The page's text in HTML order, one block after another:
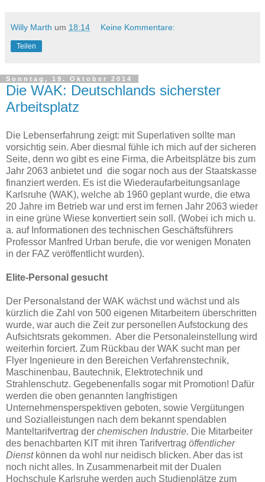
Willy Marth um 18:14 Keine Kommentare:
Teilen
Sonntag, 19. Oktober 2014
Die WAK: Deutschlands sicherster
Arbeitsplatz
Die Lebenserfahrung zeigt: mit Superlativen sollte man
vorsichtig sein. Aber diesmal fühle ich mich auf der sicheren
Seite, denn wo gibt es eine Firma, die Arbeitsplätze bis zum
Jahr 2063 anbietet und die sogar noch aus der Staatskasse
finanziert werden. Es ist die Wiederaufarbeitungsanlage
Karlsruhe (WAK), welche ab 1960 geplant wurde, die etwa
20 Jahre im Betrieb war und erst im fernen Jahr 2063 wieder
in eine grüne Wiese konvertiert sein soll. (Wobei ich mich u.
a. auf Informationen des technischen Geschäftsführers
Professor Manfred Urban berufe, die vor wenigen Monaten
in der FAZ veröffentlicht wurden).
Elite-Personal gesucht
Der Personalstand der WAK wächst und wächst und als
kürzlich die Zahl von 500 eigenen Mitarbeitern überschritten
wurde, war auch die Zeit zur personellen Aufstockung des
Aufsichtsrats gekommen. Aber die Personaleinstellung wird
weiterhin forciert. Zum Rückbau der WAK sucht man per
Flyer Ingenieure in den Bereichen Verfahrenstechnik,
Maschinenbau, Bautechnik, Elektrotechnik und
Strahlenschutz. Gegebenenfalls sogar mit Promotion! Dafür
werden die oben genannten langfristigen
Unternehmensperspektiven geboten, sowie Vergütungen
und Sozialleistungen nach dem bekannt spendablen
Manteltarifvertrag der chemischen Industrie. Die Mitarbeiter
des benachbarten KIT mit ihren Tarifvertrag öffentlicher
Dienstkönnen da wohl nur neidisch blicken. Aber das ist
noch nicht alles. In Zusammenarbeit mit der Dualen
Hochschule Karlsruhe werden auch Studienplätze zum